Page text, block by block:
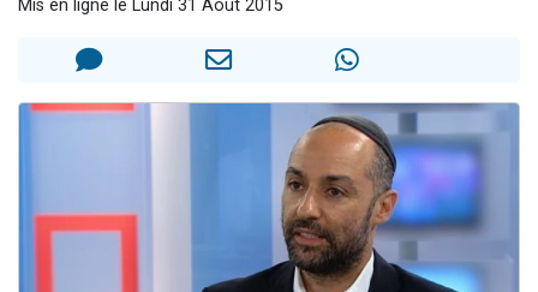
12 nouvelles musiques dans Torah-Box Music
2 personnes viennent de nous rejoindre sur WhatsApp
Mis en ligne le Lundi 31 Août 2015